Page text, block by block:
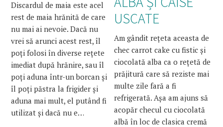
Discardul de maia este acel
rest de maia hrănită de care
nu mai ai nevoie. Dacă nu
vrei să arunci acest rest, îl
poți folosi în diverse rețete
imediat după hrănire, sau îl
poți aduna într-un borcan și
îl poți păstra la frigider și
aduna mai mult, el putând fi
utilizat și dacă nu e…
USCATE
Am gândit rețeta aceasta de
chec carrot cake cu fistic și
ciocolată alba ca o rețetă de
prăjitură care să reziste mai
multe zile fară a fi
refrigerată. Așa am ajuns să
acopăr checul cu ciocolată
albă în loc de clasica cremă